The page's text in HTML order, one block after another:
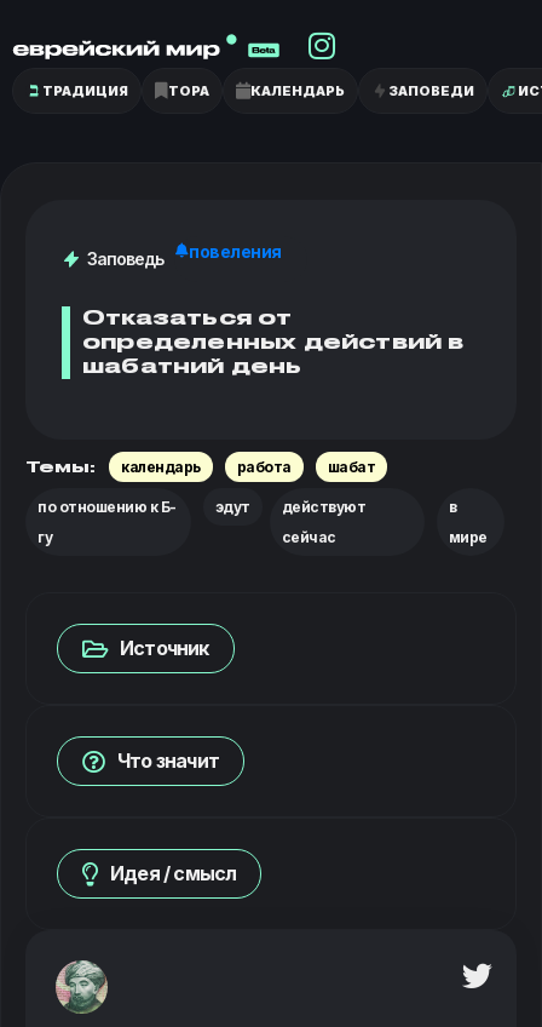
ТРАДИЦИЯ ТОРА КАЛЕНДАРЬ ЗАПОВЕДИ
Заповедь повеления
Отказаться от
определенных действий в
шабатний день
Темы: календарь работа шабат
по отношению к Б-
гу
эдут
действуют
сейчас
в
мире
Источник
Что значит
Идея / смысл